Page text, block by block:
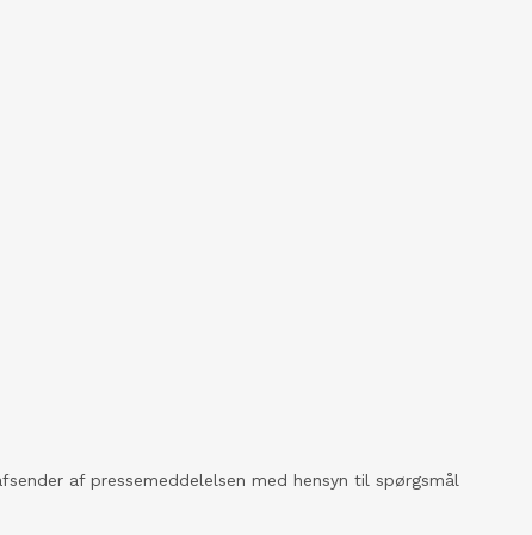
af pressemeddelelsen med hensyn til spørgsmål